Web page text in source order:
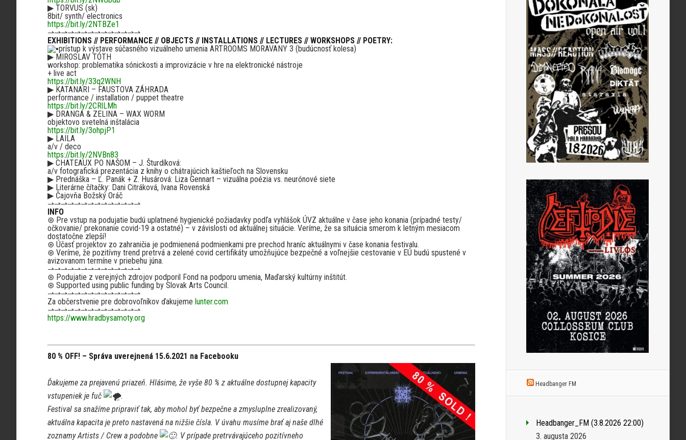
▶︎ TORVUS (sk)
8bit/ synth/ electronics
https://bit.ly/2NTBZe1
⇀⇀⇀⇀⇀⇀⇀⇀⇀⇀⇀⇀⇀⇀
EXHIBITIONS // PERFORMANCE // OBJECTS // INSTALLATIONS // LECTURES // WORKSHOPS // POETRY:
prístup k výstave súčasného vizuálneho umenia ARTROOMS MORAVANY 3 (budúcnosť kolesa)
▶︎ MIROSLAV TÓTH
workshop: problematika sónickosti a improvizácie v hre na elektronické nástroje
+ live act
https://bit.ly/33q2WNH
▶︎ KATANARI – FAUSTOVA ZÁHRADA
performance / installation / puppet theatre
https://bit.ly/2CRlLMh
▶︎ DRANGA & ZELINA – WAX WORM
objektovo svetelná inštalácia
https://bit.ly/3ohpjP1
▶︎ LAILA
a/v / deco
https://bit.ly/2NVBn83
▶︎ CHATEAUX PO NAŠOM – J. Šturdíková:
a/v fotografická prezentácia z knihy o chátrajúcich kaštieľoch na Slovensku
▶︎ Prednáška – Ľ. Panák + Z. Husárová: Liza Gennart – vizuálna poézia vs. neurónové siete
▶︎ Literárne čítačky: Dani Citráková, Ivana Rovenská
▶︎ Čajovňa Božský Oráč
⇀⇀⇀⇀⇀⇀⇀⇀⇀⇀⇀⇀⇀⇀
INFO
⊛ Pre vstup na podujatie budú uplatnené hygienické požiadavky podľa vyhlášok ÚVZ aktuálne v čase jeho konania (prípadné testy/
očkovanie/ prekonanie covid-19 a ostatné) – v závislosti od aktuálnej situácie. Veríme, že sa situácia smerom k letným mesiacom
dostatočne zlepší!
⊛ Účasť projektov zo zahraničia je podmienená podmienkami pre prechod hraníc aktuálnymi v čase konania festivalu.
⊛ Veríme, že pozitívny trend pretrvá a zelené covid certifikáty umožňujúce bezpečné a voľnejšie cestovanie v EÚ budú spustené v
avizovanom termíne v priebehu júna.
⇀⇀⇀⇀⇀⇀⇀⇀⇀⇀⇀⇀⇀⇀
⊛ Podujatie z verejných zdrojov podporil Fond na podporu umenia, Maďarský kultúrny inštitút.
⊛ Supported using public funding by Slovak Arts Council.
⇀⇀⇀⇀⇀⇀⇀⇀⇀⇀⇀⇀⇀⇀
Za občerstvenie pre dobrovoľníkov ďakujeme lunter.com
⇀⇀⇀⇀⇀⇀⇀⇀⇀⇀⇀⇀⇀⇀
https://www.hradbysamoty.org
80 % OFF! – Správa uverejnená 15.6.2021 na Facebooku
Ďakujeme za prejavenú priazeň. Hlásime, že vyše 80 % z aktuálne dostupnej kapacity
vstupeniek je fuč
.
Festival sa snažíme pripraviť tak, aby mohol byť bezpečne a zmysluplne zrealizovaný,
aktuálna kapacita je preto nastavená na nižšie čísla. V úvahu musíme brať aj naše dlhé
zoznamy Artists / Crew a podobne
. V prípade pretrvávajúceho pozitívneho
Headbanger FM
Headbanger_FM (3.8.2026 22:00)
3. augusta 2026